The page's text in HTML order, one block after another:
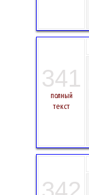
341
полный
текст